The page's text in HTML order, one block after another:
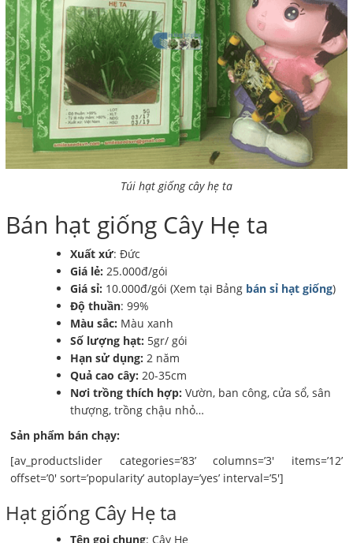
Túi hạt giống cây hẹ ta
Bán hạt giống Cây Hẹ ta
Xuất xứ: Đức
Giá lẻ: 25.000đ/gói
Giá sỉ: 10.000đ/gói (Xem tại Bảng bán sỉ hạt giống)
Độ thuần: 99%
Màu sắc: Màu xanh
Số lượng hạt: 5gr/ gói
Hạn sử dụng: 2 năm
Quả cao cây: 20-35cm
Nơi trồng thích hợp: Vườn, ban công, cửa sổ, sân
thượng, trồng chậu nhỏ…
Sản phẩm bán chạy:
[av_productslider categories=’83’ columns=’3′ items=’12’
offset=’0′ sort=’popularity’ autoplay=’yes’ interval=’5′]
Hạt giống Cây Hẹ ta
Tên gọi chung: Cây Hẹ